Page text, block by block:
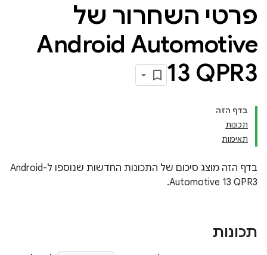
פרטי השחרור של
Android Automotive
13 QPR3
בדף הזה
תכונות
תאימות
בדף הזה מוצג סיכום של התכונות החדשות שנוספו ל-Android
Automotive 13 QPR3.
תכונות